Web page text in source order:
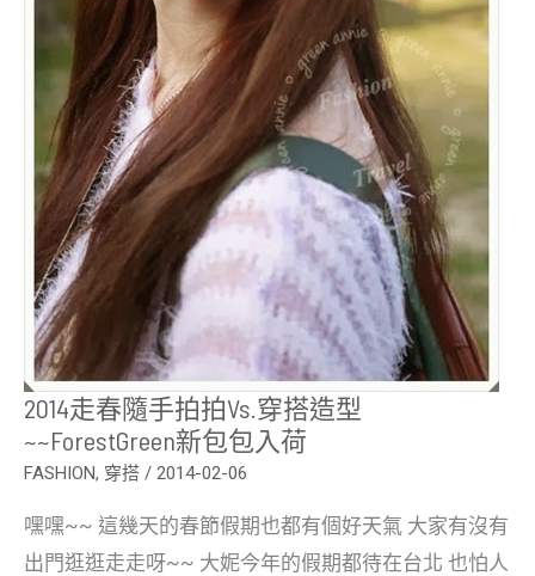
2014走春隨手拍拍vs.穿搭造型
~~ForestGreen新包包入荷
FASHION, 穿搭 / 2014-02-06
嘿嘿~~ 這幾天的春節假期也都有個好天氣 大家有沒有
出門逛逛走走呀~~ 大妮今年的假期都待在台北 也怕人